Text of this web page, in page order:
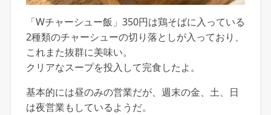
「Wチャーシュー飯」350円は鶏そばに入っている
2種類のチャーシューの切り落としが入っており、
これまた抜群に美味い。
クリアなスープを投入して完食したよ。
基本的には昼のみの営業だが、週末の金、土、日
は夜営業もしているようだ。